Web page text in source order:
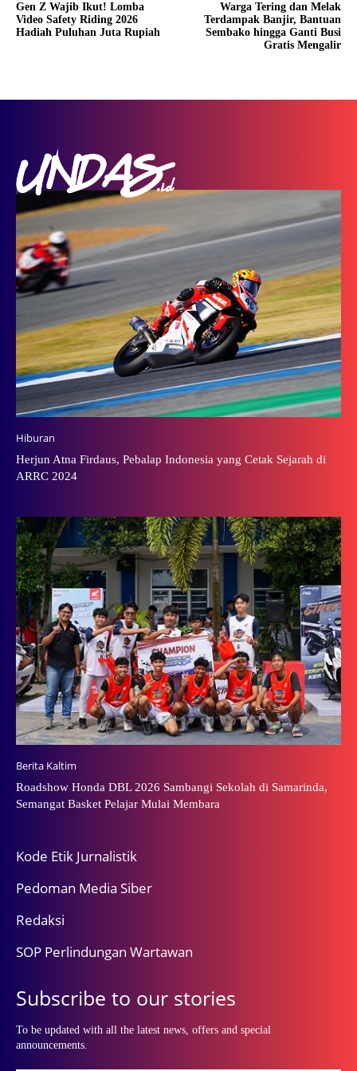
Gen Z Wajib Ikut! Lomba
Video Safety Riding 2026
Hadiah Puluhan Juta Rupiah
Warga Tering dan Melak
Terdampak Banjir, Bantuan
Sembako hingga Ganti Busi
Gratis Mengalir
Hiburan
Herjun Atna Firdaus, Pebalap Indonesia yang Cetak Sejarah di
ARRC 2024
Berita Kaltim
Roadshow Honda DBL 2026 Sambangi Sekolah di Samarinda,
Semangat Basket Pelajar Mulai Membara
Kode Etik Jurnalistik
Pedoman Media Siber
Redaksi
SOP Perlindungan Wartawan
Subscribe to our stories
To be updated with all the latest news, offers and special
announcements.